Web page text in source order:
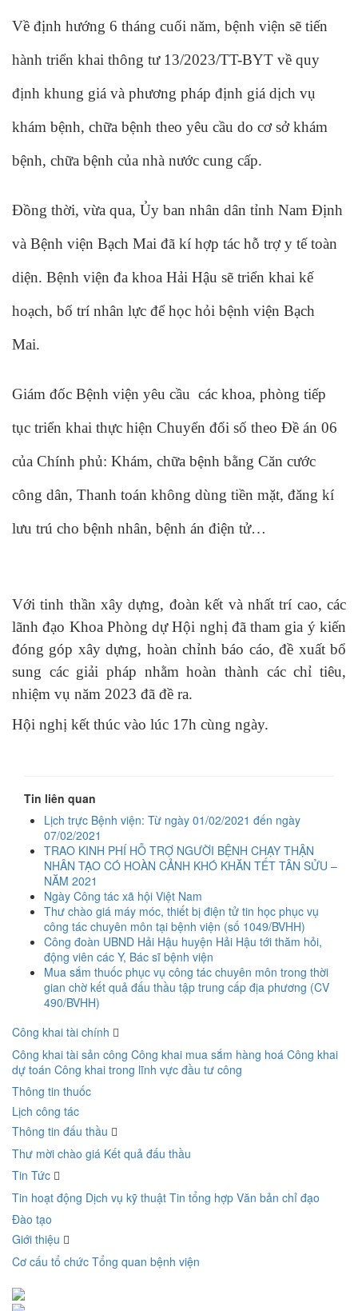
Về định hướng 6 tháng cuối năm, bệnh viện sẽ tiến
hành triển khai thông tư 13/2023/TT-BYT về quy
định khung giá và phương pháp định giá dịch vụ
khám bệnh, chữa bệnh theo yêu cầu do cơ sở khám
bệnh, chữa bệnh của nhà nước cung cấp.
Đồng thời, vừa qua, Ủy ban nhân dân tỉnh Nam Định
và Bệnh viện Bạch Mai đã kí hợp tác hỗ trợ y tế toàn
diện. Bệnh viện đa khoa Hải Hậu sẽ triển khai kế
hoạch, bố trí nhân lực để học hỏi bệnh viện Bạch
Mai.
Giám đốc Bệnh viện yêu cầu các khoa, phòng tiếp
tục triển khai thực hiện Chuyển đổi số theo Đề án 06
của Chính phủ: Khám, chữa bệnh bằng Căn cước
công dân, Thanh toán không dùng tiền mặt, đăng kí
lưu trú cho bệnh nhân, bệnh án điện tử…
Với tinh thần xây dựng, đoàn kết và nhất trí cao, các
lãnh đạo Khoa Phòng dự Hội nghị đã tham gia ý kiến
đóng góp xây dựng, hoàn chỉnh báo cáo, đề xuất bổ
sung các giải pháp nhằm hoàn thành các chỉ tiêu,
nhiệm vụ năm 2023 đã đề ra.
Hội nghị kết thúc vào lúc 17h cùng ngày.
Tin liên quan
Lịch trực Bệnh viện: Từ ngày 01/02/2021 đến ngày
07/02/2021
TRAO KINH PHÍ HỖ TRỢ NGƯỜI BỆNH CHẠY THẬN
NHÂN TẠO CÓ HOÀN CẢNH KHÓ KHĂN TẾT TÂN SỬU –
NĂM 2021
Ngày Công tác xã hội Việt Nam
Thư chào giá máy móc, thiết bị điện tử tin học phục vụ
công tác chuyên môn tại bệnh viện (số 1049/BVHH)
Công đoàn UBND Hải Hậu huyện Hải Hậu tới thăm hỏi,
động viên các Y, Bác sĩ bệnh viện
Mua sắm thuốc phục vụ công tác chuyên môn trong thời
gian chờ kết quả đấu thầu tập trung cấp địa phương (CV
490/BVHH)
Công khai tài chính
Công khai tài sản công Công khai mua sắm hàng hoá Công khai
dự toán Công khai trong lĩnh vực đầu tư công
Thông tin thuốc
Lịch công tác
Thông tin đấu thầu
Thư mời chào giá Kết quả đấu thầu
Tin Tức
Tin hoạt động Dịch vụ kỹ thuật Tin tổng hợp Văn bản chỉ đạo
Đào tạo
Giới thiệu
Cơ cấu tổ chức Tổng quan bệnh viện